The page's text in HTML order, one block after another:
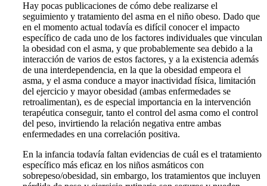
Hay pocas publicaciones de cómo debe realizarse el
seguimiento y tratamiento del asma en el niño obeso. Dado que
en el momento actual todavía es difícil conocer el impacto
específico de cada uno de los factores individuales que vinculan
la obesidad con el asma, y que probablemente sea debido a la
interacción de varios de estos factores, y a la existencia además
de una interdependencia, en la que la obesidad empeora el
asma, y el asma conduce a mayor inactividad física, limitación
del ejercicio y mayor obesidad (ambas enfermedades se
retroalimentan), es de especial importancia en la intervención
terapéutica conseguir, tanto el control del asma como el control
del peso, invirtiendo la relación negativa entre ambas
enfermedades en una correlación positiva.
En la infancia todavía faltan evidencias de cuál es el tratamiento
específico más eficaz en los niños asmáticos con
sobrepeso/obesidad, sin embargo, los tratamientos que incluyen